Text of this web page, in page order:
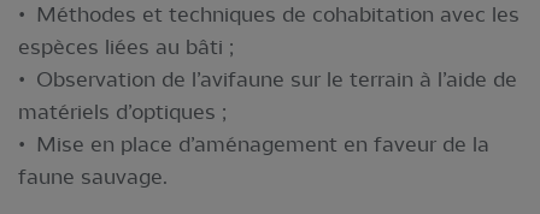
• Méthodes et techniques de cohabitation avec les
espèces liées au bâti ;
• Observation de l’avifaune sur le terrain à l’aide de
matériels d’optiques ;
• Mise en place d’aménagement en faveur de la
faune sauvage.